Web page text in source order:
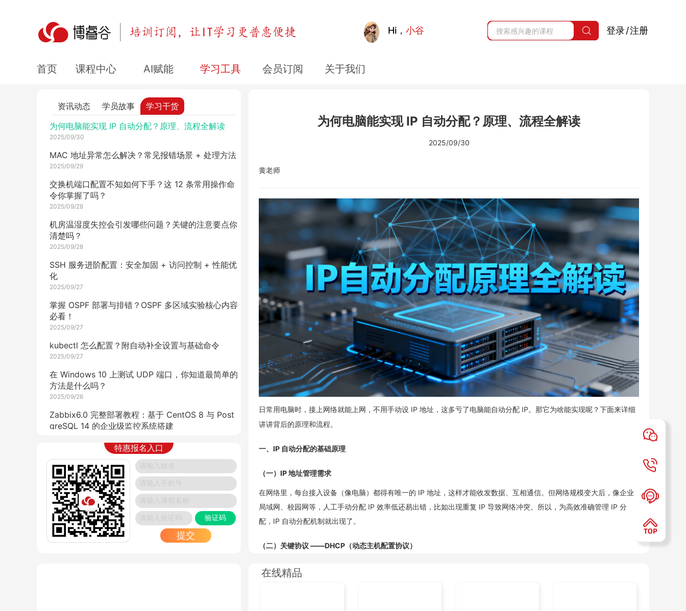
Hi， 小谷 登录/注册
首页 课程中心 AI赋能 学习工具 会员订阅 关于我们
资讯动态 学员故事 学习干货
Ansible 部署红帽 Ceph 存储：从环境到扩容一步通
2025/10/08
2025/10/07
2025/10/07
为何电脑能实现 IP 自动分配？原理、流程全解读
2025/09/30
MAC 地址异常怎么解决？常见报错场景 + 处理方法
2025/09/29
交换机端口配置不知如何下手？这 12 条常用操作命
令你掌握了吗？
2025/09/28
机房温湿度失控会引发哪些问题？关键的注意要点你
清楚吗？
2025/09/28
SSH 服务进阶配置：安全加固 + 访问控制 + 性能优
化
2025/09/27
掌握 OSPF 部署与排错？OSPF 多区域实验核心内容
必看！
2025/09/27
kubectl 怎么配置？附自动补全设置与基础命令
2025/09/27
在 Windows 10 上测试 UDP 端口，你知道最简单的
方法是什么吗？
2025/09/26
Zabbix6.0 完整部署教程：基于 CentOS 8 与 Post
greSQL 14 的企业级监控系统搭建
SQL 常用操作怎么写？COMPANY 表案例（子查询
/ GROUP BY / 开窗函数）
2025/09/26
OpenStack 和其他云平台软件相比，有啥不同？
2025/09/25
数据库性能调优怎么搞？瓶颈定位、优化方法及工具
推荐
特惠报名入口
验证码
提交
为何电脑能实现 IP 自动分配？原理、流程全解读
2025/09/30
黄老师
日常用电脑时，接上网络就能上网，不用手动设 IP 地址，这多亏了电脑能自动分配 IP。那它为啥能实现呢？下面来详细
讲讲背后的原理和流程。
一、IP 自动分配的基础原理
（一）IP 地址管理需求
在网络里，每台接入设备（像电脑）都得有唯一的 IP 地址，这样才能收发数据、互相通信。但网络规模变大后，像企业
局域网、校园网等，人工手动分配 IP 效率低还易出错，比如出现重复 IP 导致网络冲突。所以，为高效准确管理 IP 分
配，IP 自动分配机制就出现了。
（二）关键协议 ——DHCP（动态主机配置协议）
合法可用的 IP 地址，还有子网掩码、默认网关、DNS 服务器这些网络参数信息。
在线精品